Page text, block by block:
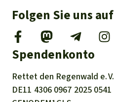
Folgen Sie uns auf
Spendenkonto
Rettet den Regenwald e. V.
DE11 4306 0967 2025 0541